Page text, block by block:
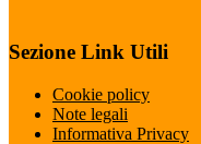
Sezione Link Utili
Cookie policy
Note legali
Informativa Privacy